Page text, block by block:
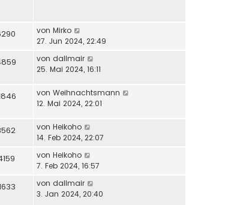
von Mirko
27. Jun 2024, 22:49
von dallmair
25. Mai 2024, 16:11
von Weihnachtsmann
12. Mai 2024, 22:01
von Heikoho
14. Feb 2024, 22:07
von Heikoho
7. Feb 2024, 16:57
von dallmair
3. Jan 2024, 20:40